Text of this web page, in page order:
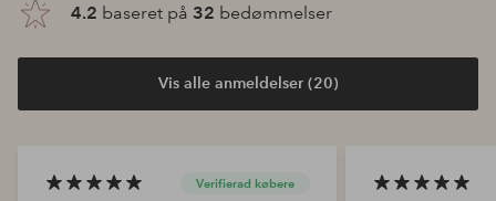
4.2 baseret på 32 bedømmelser
Vis alle anmeldelser (20)
Verifierad købere